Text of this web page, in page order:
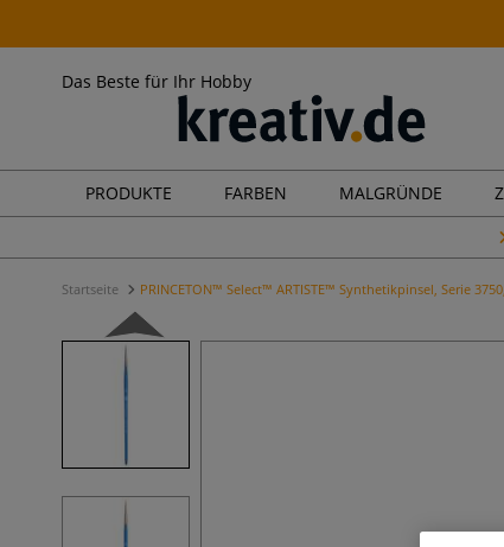
Das Beste für Ihr Hobby
PRODUKTE FARBEN MALGRÜNDE
Startseite PRINCETON™ Select™ ARTISTE™ Synthetikpinsel, Serie